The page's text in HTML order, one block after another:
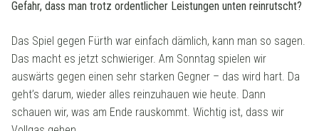
Gefahr, dass man trotz ordentlicher Leistungen unten reinrutscht?
Das Spiel gegen Fürth war einfach dämlich, kann man so sagen.
Das macht es jetzt schwieriger. Am Sonntag spielen wir
auswärts gegen einen sehr starken Gegner – das wird hart. Da
geht’s darum, wieder alles reinzuhauen wie heute. Dann
schauen wir, was am Ende rauskommt. Wichtig ist, dass wir